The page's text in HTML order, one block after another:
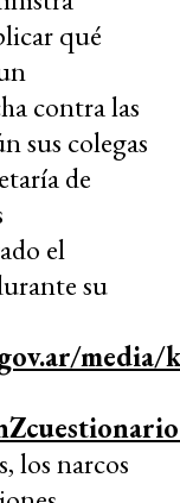
qué
contra las
sus colegas
de
el
su
media/
los narcos